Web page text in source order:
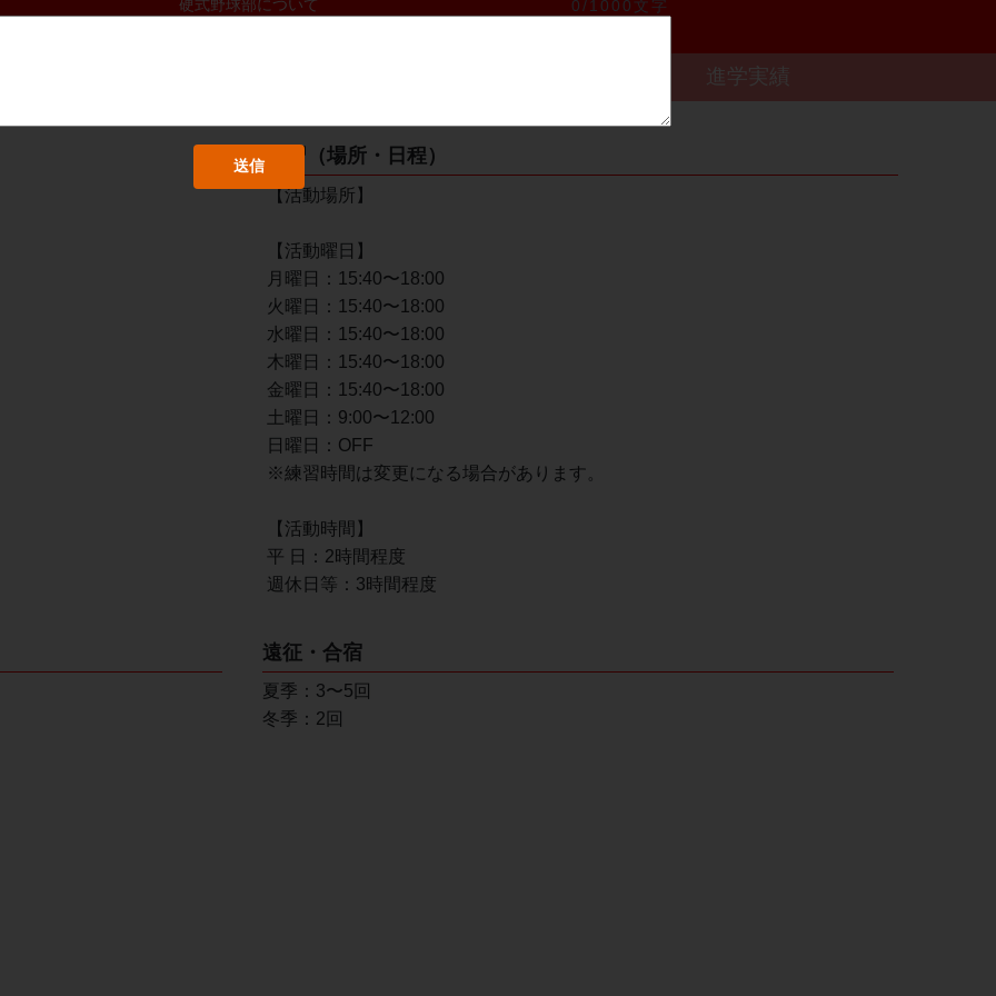
0/1000文字
硬式野球部について
進学実績
練習（場所・日程）
【活動場所】
【活動曜日】
月曜日：15:40〜18:00
火曜日：15:40〜18:00
水曜日：15:40〜18:00
木曜日：15:40〜18:00
金曜日：15:40〜18:00
土曜日：9:00〜12:00
日曜日：OFF
※練習時間は変更になる場合があります。
【活動時間】
平 日：2時間程度
週休日等：3時間程度
遠征・合宿
夏季：3〜5回
冬季：2回